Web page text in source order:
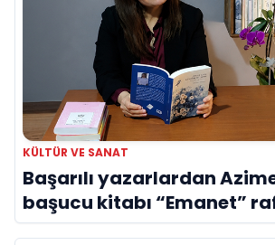
KÜLTÜR VE SANAT
Başarılı yazarlardan
başucu kitabı “Emanet”
yerini aldı